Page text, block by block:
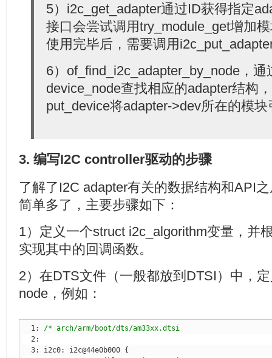
5）i2c_get_adapter通过ID获得指定
接口会尝试调用try_module_get增加
使用完毕后，需要调用
6）of_find_i2c_adapter_by_node，通
device_node查找相应的adapter结构
put_device将adapter->dev所在的模
3. 编写I2C controller驱动的步骤
了解了I2C adapter有关的数据结构和API
简单多了，主要步骤如下：
1）定义一个struct i2c_algorithm变量，并
实现其中的回调函数。
2）在DTS文件（一般都放到DTSI）中，
node，例如：
  1: